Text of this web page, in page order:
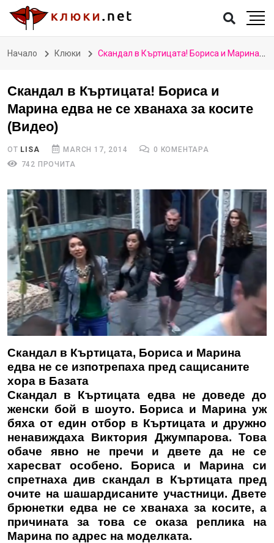
Начало Клюки Скандал в Къртицата! Бориса и Марина едва не се хванаха за косите (Видео)
Скандал в Къртицата! Бориса и
Марина едва не се хванаха за косите
(Видео)
ОТ LISA MARCH 17, 2014
0 КОМЕНТАРА
742 ПРОЧИТА
Скандал в Къртицата, Бориса и Марина
едва не се изпотрепаха пред сащисаните
хора в Базата
Скандал в Къртицата едва не доведе до
женски бой в шоуто. Бориса и Марина уж
бяха от един отбор в Къртицата и дружно
ненавиждаха Виктория Джумпарова. Това
обаче явно не пречи и двете да не се
харесват особено. Бориса и Марина си
спретнаха див скандал в Къртицата пред
очите на шашардисаните участници. Двете
брюнетки едва не се хванаха за косите, а
причината за това се оказа реплика на
Марина по адрес на моделката.